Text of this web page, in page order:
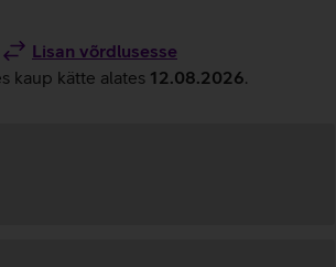
Lisan võrdlusesse
kaup kätte alates 12.08.2026